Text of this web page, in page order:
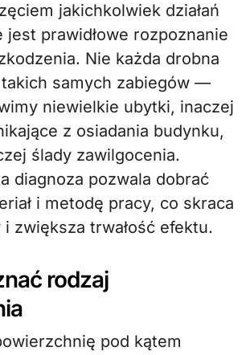
jakichkolwiek działań
jest prawidłowe rozpoznanie
Nie każda drobna
samych zabiegów —
niewielkie ubytki, inaczej
z osiadania budynku,
ślady zawilgocenia.
diagnoza pozwala dobrać
i metodę pracy, co skraca
zwiększa trwałość efektu.
rodzaj
pod kątem